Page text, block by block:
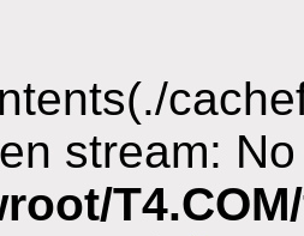
stream: